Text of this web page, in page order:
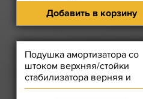
Добавить в корзину
Подушка амортизатора со
штоком верхняя/стойки
стабилизатора верняя и
нижняя Patriot Полиуретан